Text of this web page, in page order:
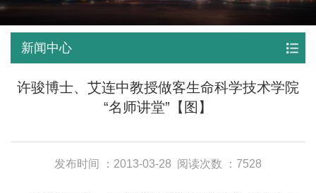
新闻中心
许骏博士、艾连中教授做客生命科学技术学院
“名师讲堂”【图】
发布时间 ：2013-03-28 阅读次数 ：7528